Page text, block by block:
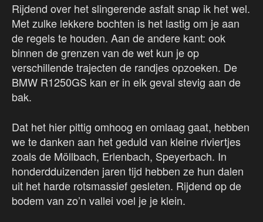
Rijdend over het slingerende asfalt snap ik het wel.
Met zulke lekkere bochten is het lastig om je aan
de regels te houden. Aan de andere kant: ook
binnen de grenzen van de wet kun je op
verschillende trajecten de randjes opzoeken. De
BMW R1250GS kan er in elk geval stevig aan de
bak.
Dat het hier pittig omhoog en omlaag gaat, hebben
we te danken aan het geduld van kleine riviertjes
zoals de Möllbach, Erlenbach, Speyerbach. In
honderdduizenden jaren tijd hebben ze hun dalen
uit het harde rotsmassief gesleten. Rijdend op de
bodem van zo’n vallei voel je je klein.